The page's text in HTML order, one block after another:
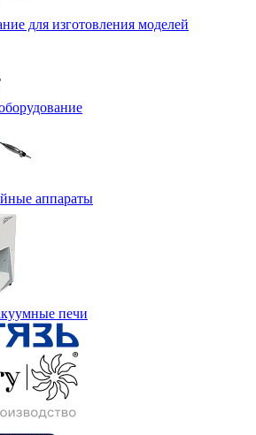
для изготовления моделей
аппараты
печи